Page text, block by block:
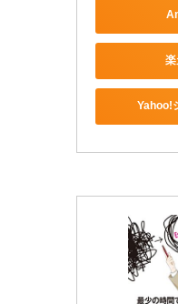
楽
Yahoo!